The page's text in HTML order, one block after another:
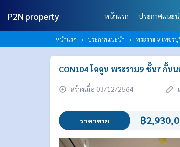
P2N property หน้าแรก ประกาศแนะน
หน้าแรก ประกาศแนะนำ พระราม 9 เพชรบุ
CON104 โคคูน พระราม9 ชั้น7 กั้น
สร้างเมื่อ 03/12/2564
ราคาขาย ฿